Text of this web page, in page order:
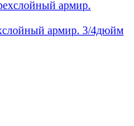
армир. 3/4дюйм